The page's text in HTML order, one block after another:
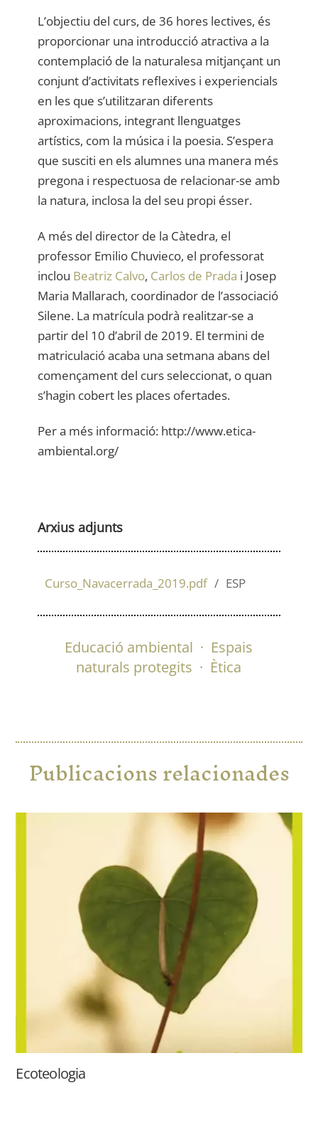
L’objectiu del curs, de 36 hores lectives, és
proporcionar una introducció atractiva a la
contemplació de la naturalesa mitjançant un
conjunt d’activitats reflexives i experiencials
en les que s’utilitzaran diferents
aproximacions, integrant llenguatges
artístics, com la música i la poesia. S’espera
que susciti en els alumnes una manera més
pregona i respectuosa de relacionar-se amb
la natura, inclosa la del seu propi ésser.
A més del director de la Càtedra, el
professor Emilio Chuvieco, el professorat
inclou Beatriz Calvo, Carlos de Prada i Josep
Maria Mallarach, coordinador de l’associació
Silene. La matrícula podrà realitzar-se a
partir del 10 d’abril de 2019. El termini de
matriculació acaba una setmana abans del
començament del curs seleccionat, o quan
s’hagin cobert les places ofertades.
Per a més informació: http://www.etica-
ambiental.org/
Arxius adjunts
Curso_Navacerrada_2019.pdf ESP
Educació ambiental · Espais
naturals protegits · Ètica
Publicacions relacionades
Ecoteologia